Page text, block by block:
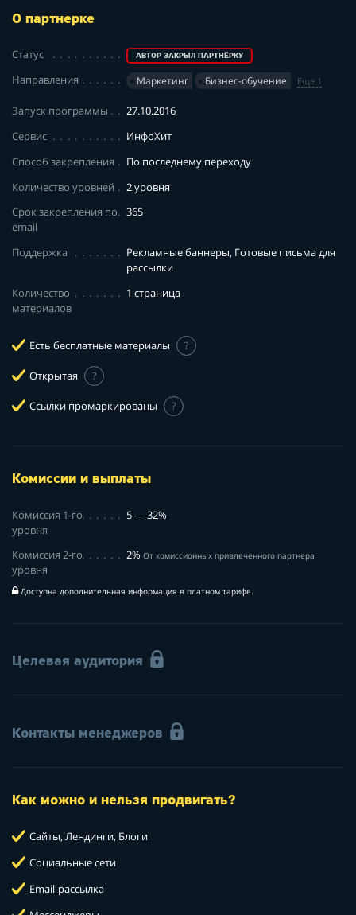
О партнерке
Статус АВТОР ЗАКРЫЛ ПАРТНЁРКУ
Направления Маркетинг Бизнес-обучение Еще 1
Запуск программы
27.10.2016
Сервис
ИнфоХит
Способ закрепления
По последнему переходу
Количество уровней
2 уровня
Срок закрепления по
email
365
Поддержка
Рекламные баннеры, Готовые письма для
рассылки
Количество
материалов
1 страница
Есть бесплатные материалы ?
Открытая ?
Ссылки промаркированы ?
Комиссии и выплаты
Комиссия 1-го
уровня
5 — 32%
Комиссия 2-го
уровня
2%От комиссионных привлеченного партнера
Доступна дополнительная информация в платном тарифе.
Целевая аудитория
Контакты менеджеров
Как можно и нельзя продвигать?
Сайты, Лендинги, Блоги
Социальные сети
Email-рассылка